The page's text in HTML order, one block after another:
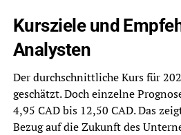
Kursziele und
Analysten
Der durchschnittliche Kurs für
geschätzt. Doch einzelne
4,95 CAD bis 12,50 CAD. Das
Bezug auf die Zukunft des